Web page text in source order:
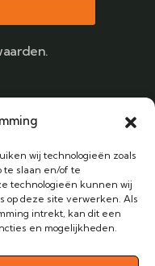
wij technologieën zoals
te slaan en/of te
technologieën kunnen wij
op deze site verwerken. Als
intrekt, kan dit een
en mogelijkheden.